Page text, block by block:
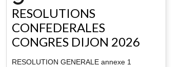
RESOLUTIONS
CONFEDERALES
CONGRES DIJON 2026
RESOLUTION GENERALE annexe 1